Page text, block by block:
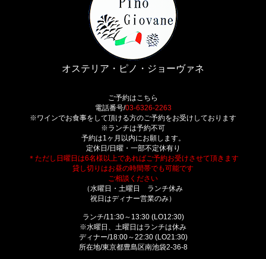
オステリア・ピノ・ジョーヴァネ
ご予約はこちら
電話番号/03-6326-2263
※ワインでお食事をして頂ける方のご予約をお受けしております
※ランチは予約不可
予約は1ヶ月以内にお願します。
定休日/日曜・一部不定休有り
＊ただし日曜日は6名様以上であればご予約お受けさせて頂きます
貸し切りはお昼の時間帯でも可能です
ご相談ください
（水曜日・土曜日 ランチ休み
祝日はディナー営業のみ）
ランチ/11:30～13:30 (LO12:30)
※水曜日、土曜日はランチは休み
ディナー/18:00～22:30 (LO21:30)
所在地/東京都豊島区南池袋2-36-8